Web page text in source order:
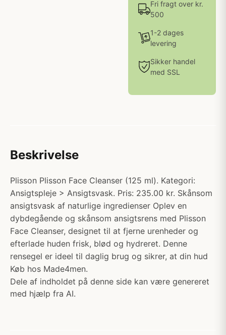
Fri fragt over kr.
500
1-2 dages
levering
Sikker handel
med SSL
Beskrivelse
Plisson Plisson Face Cleanser (125 ml). Kategori:
Ansigtspleje > Ansigtsvask. Pris: 235.00 kr. Skånsom
ansigtsvask af naturlige ingredienser Oplev en
dybdegående og skånsom ansigtsrens med Plisson
Face Cleanser, designet til at fjerne urenheder og
efterlade huden frisk, blød og hydreret. Denne
rensegel er ideel til daglig brug og sikrer, at din hud
Køb hos Made4men.
Dele af indholdet på denne side kan være genereret
med hjælp fra AI.